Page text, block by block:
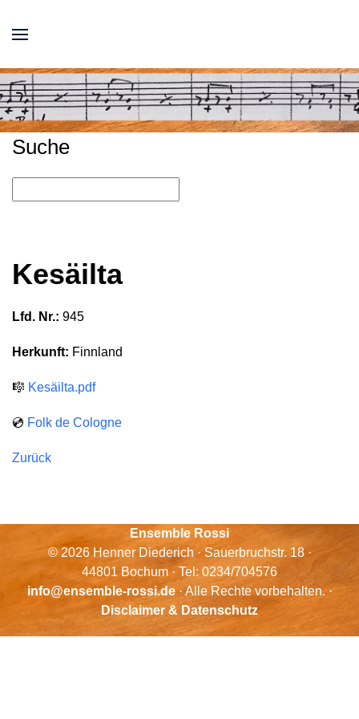
Suche
Kesäilta
Lfd. Nr.: 945
Herkunft: Finnland
🎼 Kesäilta.pdf
💿 Folk de Cologne
Zurück
Ensemble Rossi
© 2026 Henner Diederich · Sauerbruchstr. 18 ·
44801 Bochum · Tel: 0234/704576
info@ensemble-rossi.de· Alle Rechte vorbehalten. ·
Disclaimer & Datenschutz